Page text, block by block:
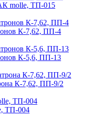
molle, ТП-015
К-7,62, ПП-4
К-5,6, ПП-13
К-7,62, ПП-9/2
ТП-004